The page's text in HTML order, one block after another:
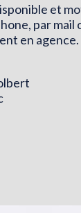
et
par mail
en agence.